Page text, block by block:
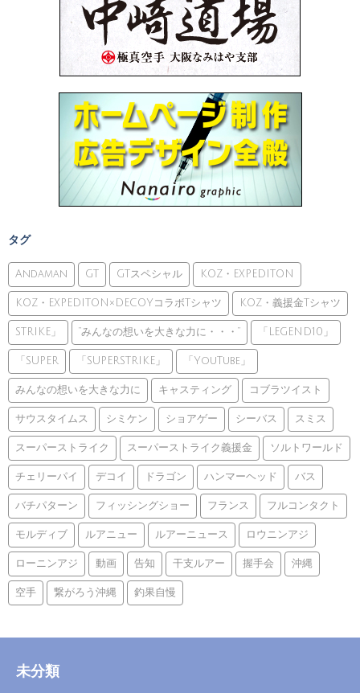
タグ
Andaman GT GTスペシャル KOZ・EXPEDITON
KOZ・EXPEDITON×DECOYコラボTシャツ KOZ・義援金Tシャツ
STRIKE」 ”みんなの想いを大きな力に・・・” 「LEGEND10」
「SUPER 「SUPERSTRIKE」 「YouTube」
みんなの想いを大きな力に キャスティング コブラツイスト
サウスタイムス シミケン ショアゲー シーバス スミス
スーパーストライク スーパーストライク義援金 ソルトワールド
チェリーパイ デコイ ドラゴン ハンマーヘッド バス
バチパターン フィッシングショー フランス フルコンタクト
モルディブ ルアニュー ルアーニュース ロウニンアジ
ローニンアジ 動画 告知 干支ルアー 握手会 沖縄
空手 繋がろう沖縄 釣果自慢
未分類